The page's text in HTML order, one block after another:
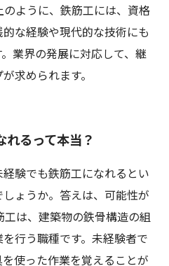
ように、鉄筋工には、資格
な経験や現代的な技術にも
業界の発展に対応して、継
求められます。
れるって本当？
験でも鉄筋工になれるとい
ょうか。答えは、可能性が
工は、建築物の鉄骨構造の組
行う職種です。未経験者で
使った作業を覚えることが